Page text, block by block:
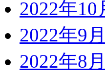
2022年10
2022年9月
2022年8月